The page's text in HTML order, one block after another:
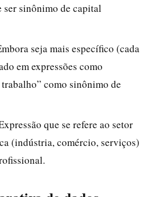
ser sinônimo de capital
seja mais específico (cada
em expressões como
como sinônimo de
que se refere ao setor
(indústria, comércio, serviços)